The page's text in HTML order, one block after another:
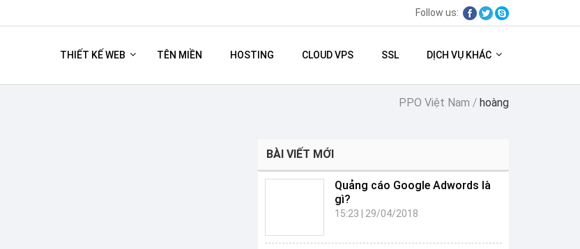
Follow us:
THIẾT KẾ WEB TÊN MIỀN HOSTING CLOUD VPS SSL DỊCH VỤ KHÁC
PPO Việt Nam / hoàng
BÀI VIẾT MỚI
Quảng cáo Google Adwords là
gì?
15:23 29/04/2018